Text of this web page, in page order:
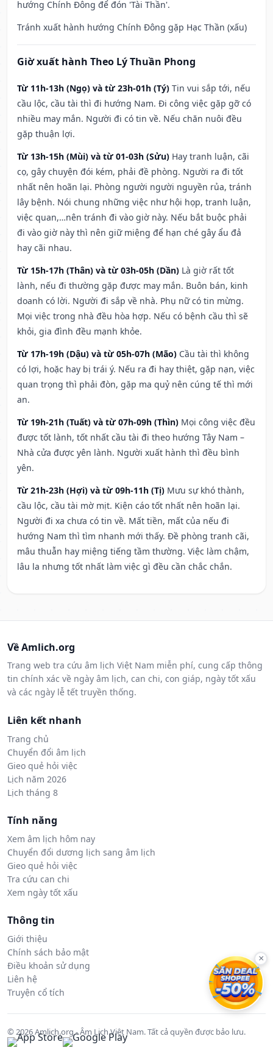
hướng Chính Đông để đón 'Tài Thần'.
Tránh xuất hành hướng Chính Đông gặp Hạc Thần (xấu)
Giờ xuất hành Theo Lý Thuần Phong
Từ 11h-13h (Ngọ) và từ 23h-01h (Tý) Tin vui sắp tới, nếu
cầu lộc, cầu tài thì đi hướng Nam. Đi công việc gặp gỡ có
nhiều may mắn. Người đi có tin về. Nếu chăn nuôi đều
gặp thuận lợi.
Từ 13h-15h (Mùi) và từ 01-03h (Sửu) Hay tranh luận, cãi
cọ, gây chuyện đói kém, phải đề phòng. Người ra đi tốt
nhất nên hoãn lại. Phòng người người nguyền rủa, tránh
lây bệnh. Nói chung những việc như hội họp, tranh luận,
việc quan,…nên tránh đi vào giờ này. Nếu bắt buộc phải
đi vào giờ này thì nên giữ miệng để hạn ché gây ẩu đả
hay cãi nhau.
Từ 15h-17h (Thân) và từ 03h-05h (Dần) Là giờ rất tốt
lành, nếu đi thường gặp được may mắn. Buôn bán, kinh
doanh có lời. Người đi sắp về nhà. Phụ nữ có tin mừng.
Mọi việc trong nhà đều hòa hợp. Nếu có bệnh cầu thì sẽ
khỏi, gia đình đều mạnh khỏe.
Từ 17h-19h (Dậu) và từ 05h-07h (Mão) Cầu tài thì không
có lợi, hoặc hay bị trái ý. Nếu ra đi hay thiệt, gặp nạn, việc
quan trọng thì phải đòn, gặp ma quỷ nên cúng tế thì mới
an.
Từ 19h-21h (Tuất) và từ 07h-09h (Thìn) Mọi công việc đều
được tốt lành, tốt nhất cầu tài đi theo hướng Tây Nam –
Nhà cửa được yên lành. Người xuất hành thì đều bình
yên.
Từ 21h-23h (Hợi) và từ 09h-11h (Tị) Mưu sự khó thành,
cầu lộc, cầu tài mờ mịt. Kiện cáo tốt nhất nên hoãn lại.
Người đi xa chưa có tin về. Mất tiền, mất của nếu đi
hướng Nam thì tìm nhanh mới thấy. Đề phòng tranh cãi,
mâu thuẫn hay miệng tiếng tầm thường. Việc làm chậm,
lâu la nhưng tốt nhất làm việc gì đều cần chắc chắn.
Về Amlich.org
Trang web tra cứu âm lịch Việt Nam miễn phí, cung cấp thông
tin chính xác về ngày âm lịch, can chi, con giáp, ngày tốt xấu
và các ngày lễ tết truyền thống.
Liên kết nhanh
Trang chủ
Chuyển đổi âm lịch
Gieo quẻ hỏi việc
Lịch năm 2026
Lịch tháng 8
Tính năng
Xem âm lịch hôm nay
Chuyển đổi dương lịch sang âm lịch
Gieo quẻ hỏi việc
Tra cứu can chi
Xem ngày tốt xấu
Thông tin
Giới thiệu
Chính sách bảo mật
Điều khoản sử dụng
Liên hệ
Truyện cổ tích
© 2026 Amlich.org - Âm Lịch Việt Nam. Tất cả quyền được bảo lưu.
×